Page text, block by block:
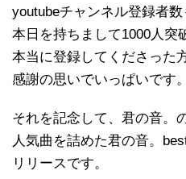
youtubeチャンネル登録者数
本日を持ちまして1000人突
本当に登録してくださった
感謝の思いでいっぱいです。
それを記念して、君の音。
人気曲を詰めた君の音。
リリースです。